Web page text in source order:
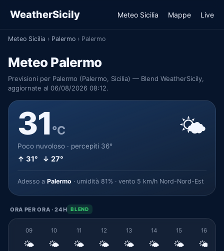
WeatherSicily Meteo Sicilia Mappe Live
Meteo Sicilia › Palermo › Palermo
Meteo Palermo
Previsioni per Palermo (Palermo, Sicilia) — Blend WeatherSicily,
aggiornate al 06/08/2026 08:12.
31°C
Poco nuvoloso · percepiti 36°
↑ 31° ↓ 27°
🌤️
Adesso a Palermo · umidità 81% · vento 5 km/h Nord-Nord-Est
ORA PER ORA · 24H BLEND
09
🌤️
10
🌤️
11
🌤️
12
🌤️
13
🌤️
14
🌤️
15
🌤️
16
🌤️